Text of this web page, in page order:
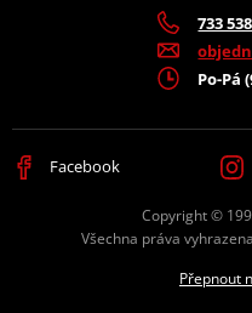
733
Po-Pá
Facebook
Copyright ©
Všechna práva
Přepnout